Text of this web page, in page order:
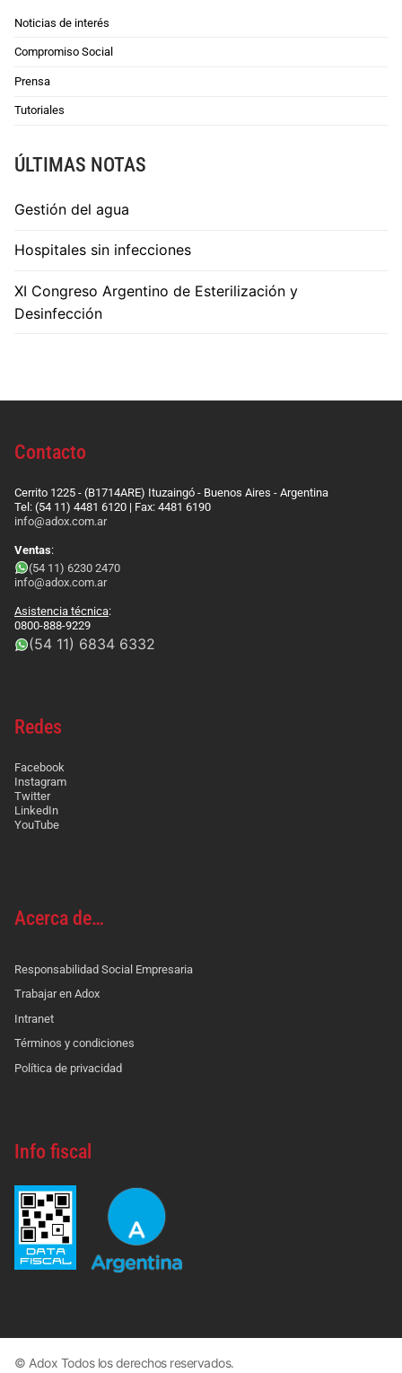
Noticias de interés
Compromiso Social
Prensa
Tutoriales
ÚLTIMAS NOTAS
Gestión del agua
Hospitales sin infecciones
XI Congreso Argentino de Esterilización y
Desinfección
Contacto
Cerrito 1225 - (B1714ARE) Ituzaingó - Buenos Aires - Argentina
Tel: (54 11) 4481 6120 | Fax: 4481 6190
info@adox.com.ar
Ventas:
(54 11) 6230 2470
info@adox.com.ar
Asistencia técnica:
0800-888-9229
(54 11) 6834 6332
Redes
Facebook
Instagram
Twitter
LinkedIn
YouTube
Acerca de…
Responsabilidad Social Empresaria
Trabajar en Adox
Intranet
Términos y condiciones
Política de privacidad
Info fiscal
© Adox Todos los derechos reservados.